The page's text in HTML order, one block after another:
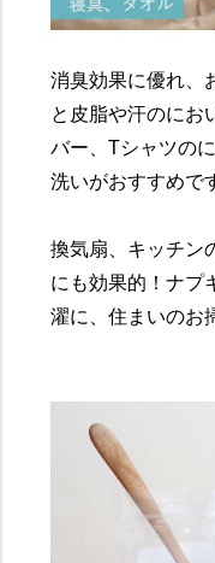
消臭効果に優れ、
と皮脂や汗のにお
バー、Tシャツの
洗いがおすすめで
換気扇、キッチン
にも効果的！ナプ
濯に、住まいのお